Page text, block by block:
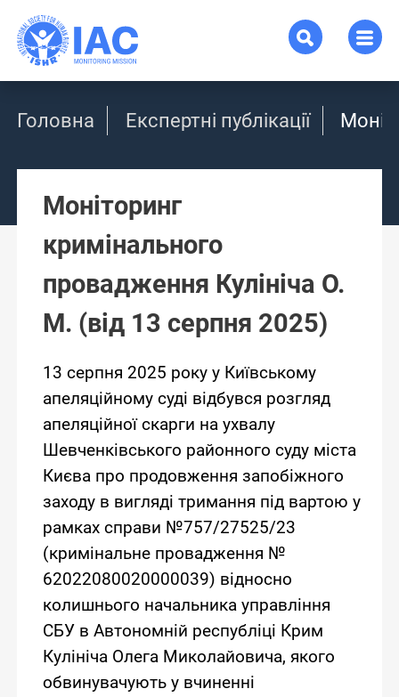
Головна Експертні публікації
Моніторинг
кримінального
провадження Кулініча О.
М. (від 13 серпня 2025)
13 серпня 2025 року у Київському
апеляційному суді відбувся розгляд
апеляційної скарги на ухвалу
Шевченківського районного суду міста
Києва про продовження запобіжного
заходу в вигляді тримання під вартою у
рамках справи №757/27525/23
(кримінальне провадження №
62022080020000039) відносно
колишнього начальника управління
СБУ в Автономній республіці Крим
Кулініча Олега Миколайовича, якого
обвинувачують у вчиненні